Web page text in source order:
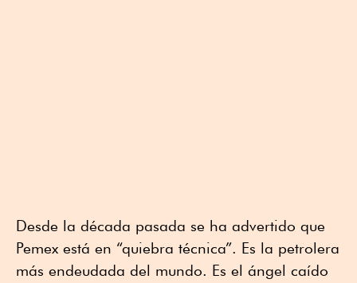
Desde la década pasada se ha advertido que
Pemex está en “quiebra técnica”. Es la petrolera
más endeudada del mundo. Es el ángel caído